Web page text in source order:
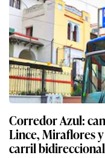
Corredor Azul:
Lince, Miraflores
carril